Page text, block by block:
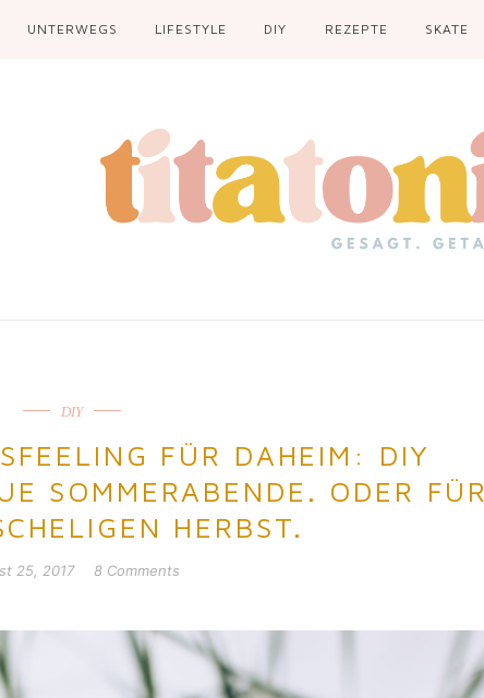
UNTERWEGS LIFESTYLE DIY REZEPTE SKATE
DIY
FÜR DAHEIM: DIY
SOMMERABENDE. ODER FÜR
HERBST.
25, 2017 8 Comments